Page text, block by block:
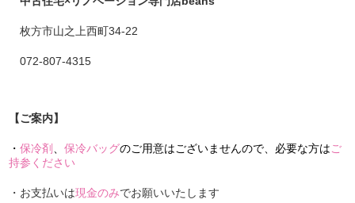
枚方市山之上西町34-22
072-807-4315
【ご案内】
・保冷剤 、保冷バッグのご用意はございませんので、必要な方はご
持参ください
・お支払いは現金のみでお願いいたします